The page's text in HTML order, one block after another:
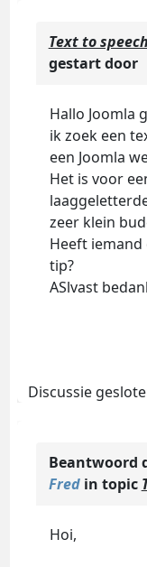
Text to speech
gestart door
Hallo Joomla
ik zoek een
een Joomla
Het is voor
zeer klein
Heeft
tip?
ASlvast
Discussie
Beantwoord
Fredin topic
Hoi,